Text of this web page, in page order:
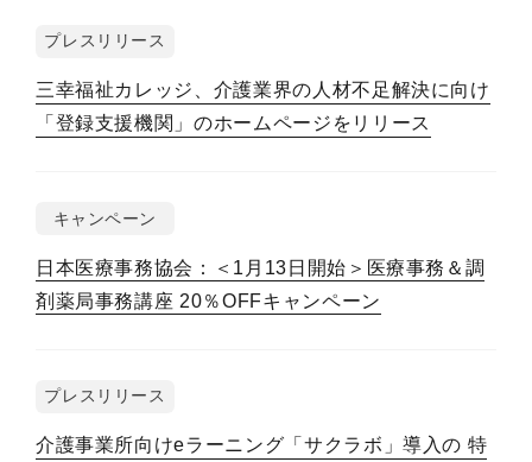
プレスリリース
三幸福祉カレッジ、介護業界の人材不足解決に向け
「登録支援機関」のホームページをリリース
キャンペーン
日本医療事務協会：＜1月13日開始＞医療事務＆調
剤薬局事務講座 20％OFFキャンペーン
プレスリリース
介護事業所向けeラーニング「サクラボ」導入の 特